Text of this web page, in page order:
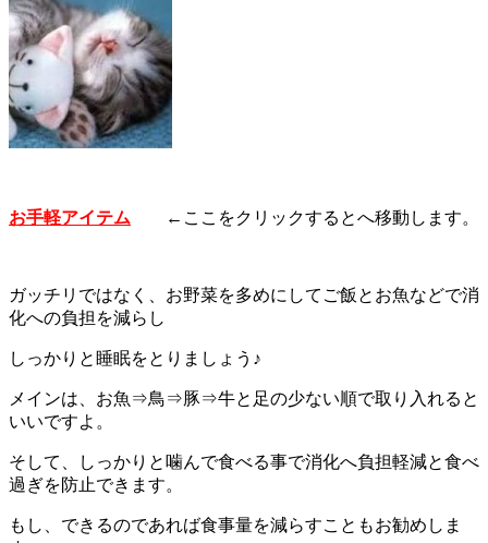
お手軽アイテム ←ここをクリックするとへ移動します。
ガッチリではなく、お野菜を多めにしてご飯とお魚などで消
化への負担を減らし
しっかりと睡眠をとりましょう♪
メインは、お魚⇒鳥⇒豚⇒牛と足の少ない順で取り入れると
いいですよ。
そして、しっかりと噛んで食べる事で消化へ負担軽減と食べ
過ぎを防止できます。
もし、できるのであれば食事量を減らすこともお勧めしま